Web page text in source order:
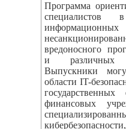
Программа
вредоносного
и различных
Выпускники
области IT-
государственных
финансовых